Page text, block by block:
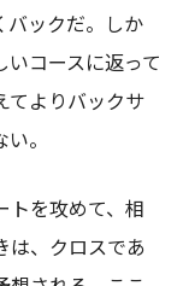
バックだ。しか
コースに返って
てよりバックサ
。
トを攻めて、相
は、クロスであ